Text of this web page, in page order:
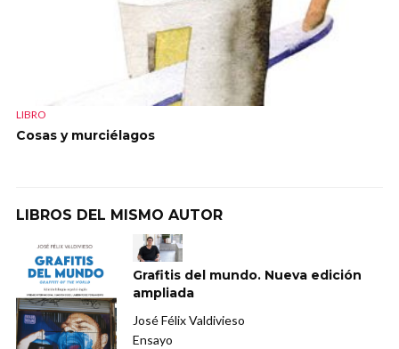
LIBRO
Cosas y murciélagos
LIBROS DEL MISMO AUTOR
Grafitis del mundo. Nueva edición
ampliada
José Félix Valdivieso
Ensayo